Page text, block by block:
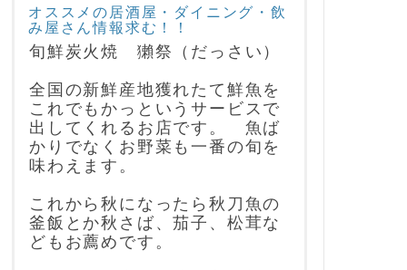
オススメの居酒屋・ダイニング・飲
み屋さん情報求む！！
旬鮮炭火焼 獺祭（だっさい）
全国の新鮮産地獲れたて鮮魚を
これでもかっというサービスで
出してくれるお店です。 魚ば
かりでなくお野菜も一番の旬を
味わえます。
これから秋になったら秋刀魚の
釜飯とか秋さば、茄子、松茸な
どもお薦めです。